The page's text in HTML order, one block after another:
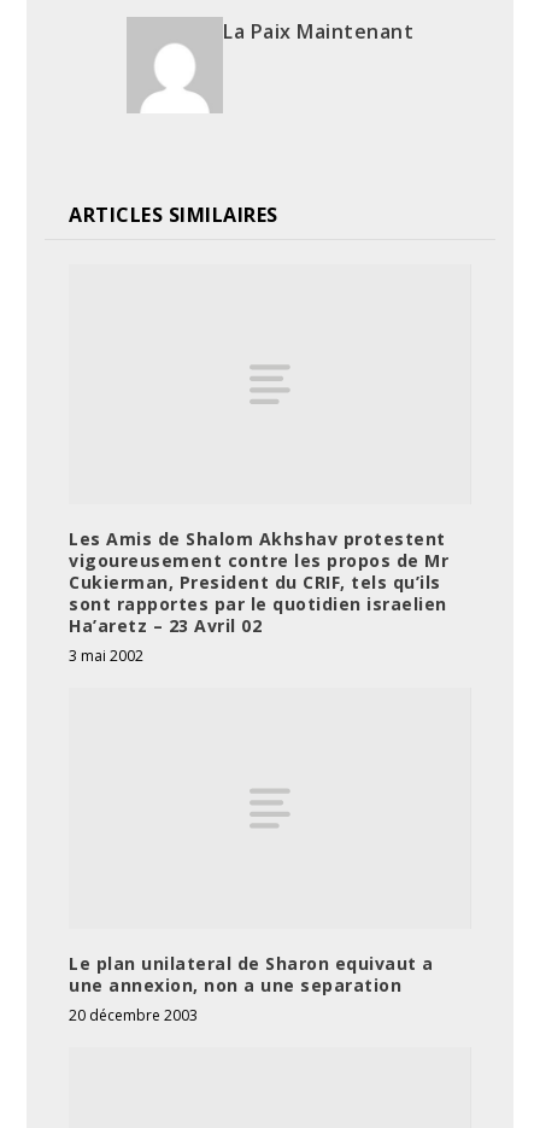
La Paix Maintenant
ARTICLES SIMILAIRES
Les Amis de Shalom Akhshav protestent
vigoureusement contre les propos de Mr
Cukierman, President du CRIF, tels qu’ils
sont rapportes par le quotidien israelien
Ha’aretz – 23 Avril 02
3 mai 2002
Le plan unilateral de Sharon equivaut a
une annexion, non a une separation
20 décembre 2003